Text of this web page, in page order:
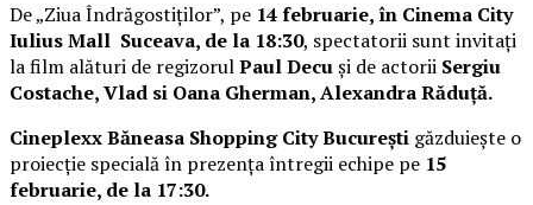
De „Ziua Îndrăgostiților”, pe 14 februarie, în Cinema City
Iulius Mall Suceava, de la 18:30, spectatorii sunt invitați
la film alături de regizorulPaul Decuși de actorii Sergiu
Costache, Vlad si Oana Gherman, Alexandra Răduță.
Cineplexx Băneasa Shopping City București găzduiește o
proiecție specială în prezența întregii echipe pe 15
februarie, de la 17:30.